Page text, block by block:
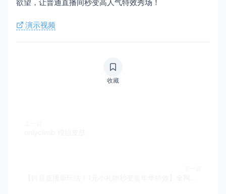
欲望，让普通直播间秒变高人气特效秀场！
演示视频
收藏